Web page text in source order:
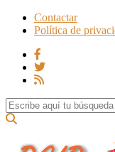
Contactar
Política de
Search for: